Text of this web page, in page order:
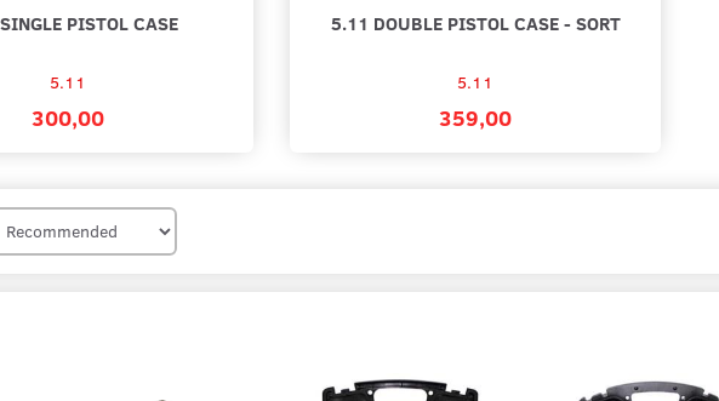
PISTOL CASE
5.11
300,00
5.11 DOUBLE PISTOL CASE - SORT
5.11
359,00